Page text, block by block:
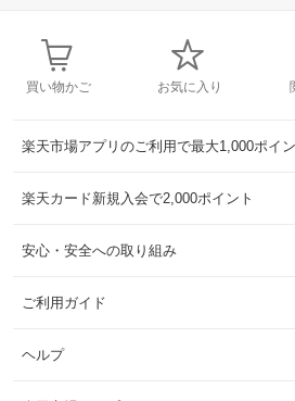
買い物かご お気に入り
楽天市場アプリのご利用で最大1,000ポイン
楽天カード新規入会で2,000ポイント
安心・安全への取り組み
ご利用ガイド
ヘルプ